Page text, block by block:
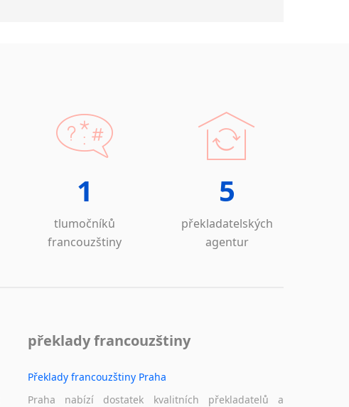
1
tlumočníků
francouzštiny
5
překladatelských
agentur
překlady francouzštiny
Překlady francouzštiny Praha
Praha nabízí dostatek kvalitních překladatelů a